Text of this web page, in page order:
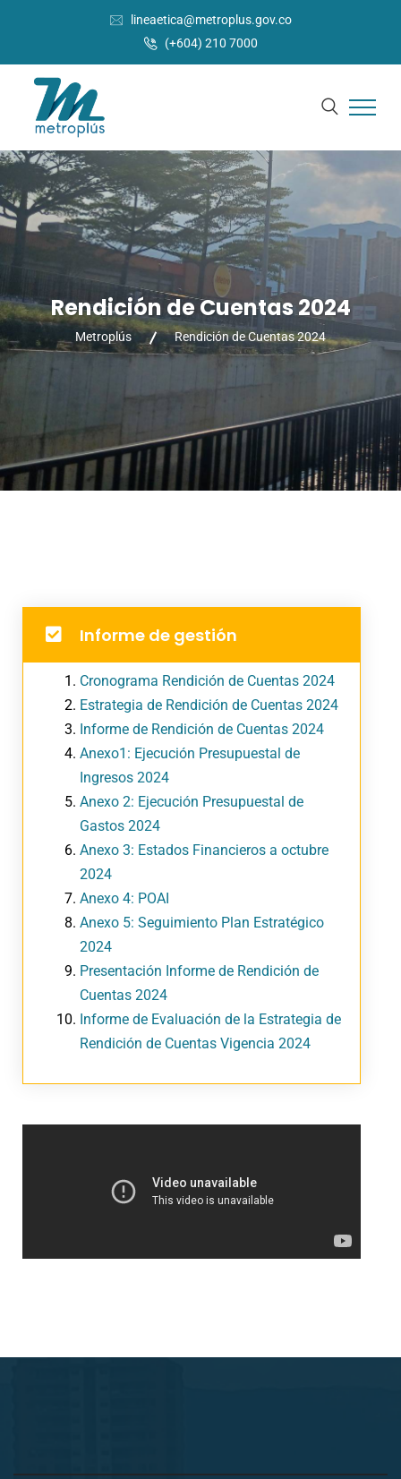
lineaetica@metroplus.gov.co
(+604) 210 7000
Rendición de Cuentas 2024
Metroplús Rendición de Cuentas 2024
Informe de gestión
Cronograma Rendición de Cuentas 2024
Estrategia de Rendición de Cuentas 2024
Informe de Rendición de Cuentas 2024
Anexo1: Ejecución Presupuestal de
Ingresos 2024
Anexo 2: Ejecución Presupuestal de
Gastos 2024
Anexo 3: Estados Financieros a octubre
2024
Anexo 4: POAI
Anexo 5: Seguimiento Plan Estratégico
2024
Presentación Informe de Rendición de
Cuentas 2024
Informe de Evaluación de la Estrategia de
Rendición de Cuentas Vigencia 2024